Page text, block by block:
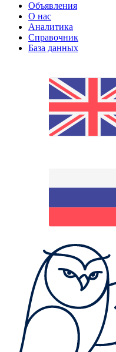
Объявления
О нас
Аналитика
Справочник
База данных